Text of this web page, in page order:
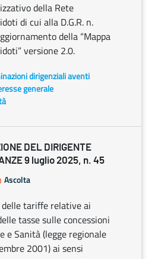
della Rete
di cui alla D.G.R. n.
della “Mappa
versione 2.0.
dirigenziali aventi
generale
DEL DIRIGENTE
9 luglio 2025, n. 45
Ascolta
tariffe relative ai
tasse sulle concessioni
e Sanità (legge regionale
2001) ai sensi